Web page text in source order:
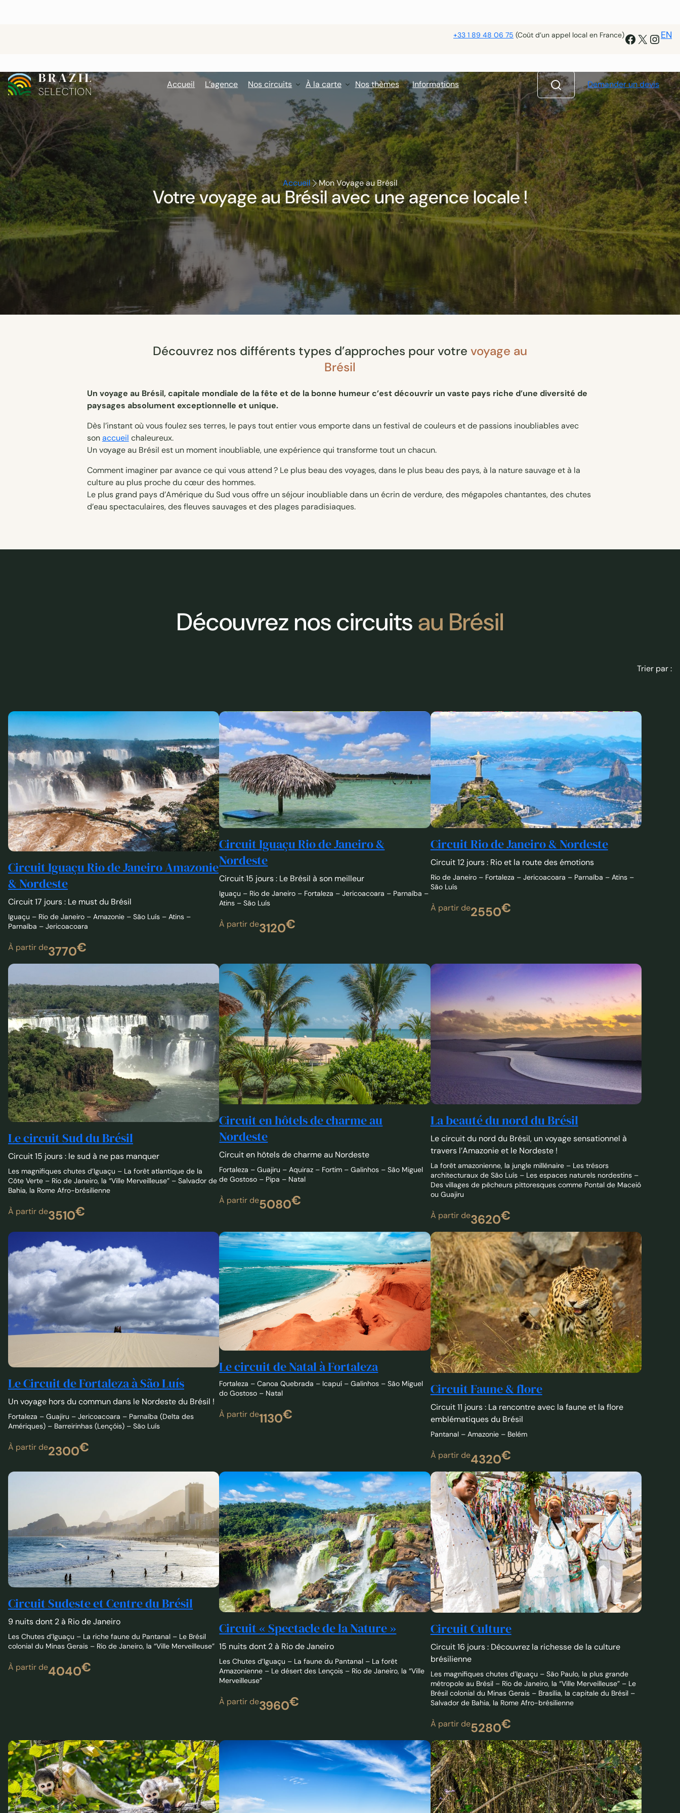
Accueil Mon Voyage au Brésil
Votre voyage au Brésil avec une agence locale !
Un voyage au Brésil, capitale mondiale de la fête et de la bonne humeur c’est découvrir un vaste pays riche d’une diversité de
Dès l’instant où vous foulez ses terres, le pays tout entier vous emporte dans un festival de couleurs et de passions inoubliables avec
sonaccueilchaleureux.
Un voyage au Brésil est un moment inoubliable, une expérience qui transforme tout un chacun.
Comment imaginer par avance ce qui vous attend ? Le plus beau des voyages, dans le plus beau des pays, à la nature sauvage et à la
culture au plus proche du cœur des hommes.
Le plus grand pays d’Amérique du Sud vous offre un séjour inoubliable dans un écrin de verdure, des mégapoles chantantes, des chutes
d’eau spectaculaires, des fleuves sauvages et des plages paradisiaques.
Circuit Iguaçu Rio de Janeiro Amazonie
& Nordeste
Circuit 17 jours : Le must du Brésil
Iguaçu – Rio de Janeiro – Amazonie – São Luís – Atins –
Parnaíba – Jericoacoara
À partir de3770€
Circuit Iguaçu Rio de Janeiro &
Nordeste
Circuit 15 jours : Le Brésil à son meilleur
Iguaçu – Rio de Janeiro – Fortaleza – Jericoacoara – Parnaíba –
Atins – São Luís
À partir de3120€
Circuit Rio de Janeiro & Nordeste
Rio de Janeiro – Fortaleza – Jericoacoara – Parnaíba – Atins –
São Luís
À partir de2550€
Le circuit Sud du Brésil
Les magnifiques chutes d’Iguaçu – La forêt atlantique de la
Côte Verte – Rio de Janeiro, la “Ville Merveilleuse” – Salvador de
Bahia, la Rome Afro-brésilienne
À partir de3510€
Circuit en hôtels de charme au
Nordeste
Circuit en hôtels de charme au Nordeste
Fortaleza – Guajiru – Aquiraz – Fortim – Galinhos – São Miguel
de Gostoso – Pipa – Natal
À partir de5080€
La beauté du nord du Brésil
travers l’Amazonie et le Nordeste !
La forêt amazonienne, la jungle millénaire – Les trésors
architecturaux de São Luís – Les espaces naturels nordestins –
ou Guajiru
À partir de 3620€
Le Circuit de Fortaleza à São Luís
Fortaleza – Guajiru – Jericoacoara – Parnaíba (Delta des
Amériques) – Barreirinhas (Lençóis) – São Luís
À partir de2300€
Le circuit de Natal à Fortaleza
do Gostoso – Natal
À partir de1130€
Circuit Faune & flore
emblématiques du Brésil
Pantanal – Amazonie – Belém
4320 €
Circuit Sudeste et Centre du Brésil
Les Chutes d’Iguaçu – La riche faune du Pantanal – Le Brésil
colonial du Minas Gerais – Rio de Janeiro, la “Ville Merveilleuse”
À partir de4040€
Circuit « Spectacle de la Nature »
Les Chutes d’Iguaçu – La faune du Pantanal – La forêt
Amazonienne – Le désert des Lençois – Rio de Janeiro, la “Ville
À partir de3960€
Circuit Culture
brésilienne
Les magnifiques chutes d’Iguaçu – São Paulo, la plus grande
métropole au Brésil – Rio de Janeiro, la “Ville Merveilleuse” – Le
Salvador de Bahia, la Rome Afro-brésilienne
À partir de5280€